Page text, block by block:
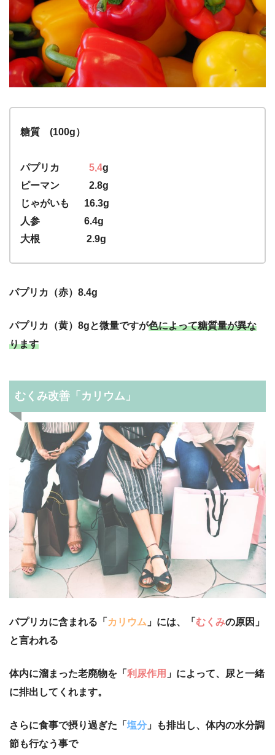
糖質 (100g）
パプリカ 5,4g
ピーマン 2.8g
じゃがいも 16.3g
人参 6.4g
大根 2.9g
パプリカ（赤）8.4g
パプリカ（黄）8gと微量ですが色によって糖質量が異な
ります
むくみ改善「カリウム」
パプリカに含まれる「 カリウム 」には、「 むくみの原因」
と言われる
体内に溜まった老廃物を「 利尿作用 」によって、尿と一緒
に排出してくれます。
さらに食事で摂り過ぎた「 塩分 」も排出し、体内の水分調
節も行なう事で